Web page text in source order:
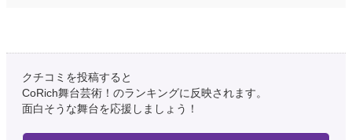
クチコミを投稿すると
CoRich舞台芸術！のランキングに反映されます。
面白そうな舞台を応援しましょう！